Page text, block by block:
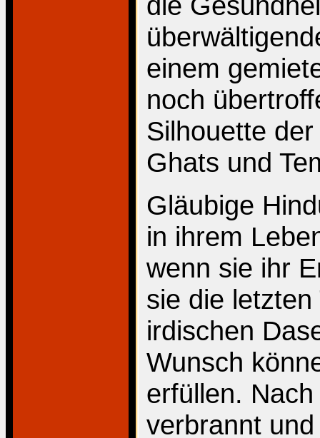
einem
noch
Silhouette
Ghats und
Gläubige
in ihrem
wenn sie ihr
sie die
irdischen
Wunsch
erfüllen.
verbrannt